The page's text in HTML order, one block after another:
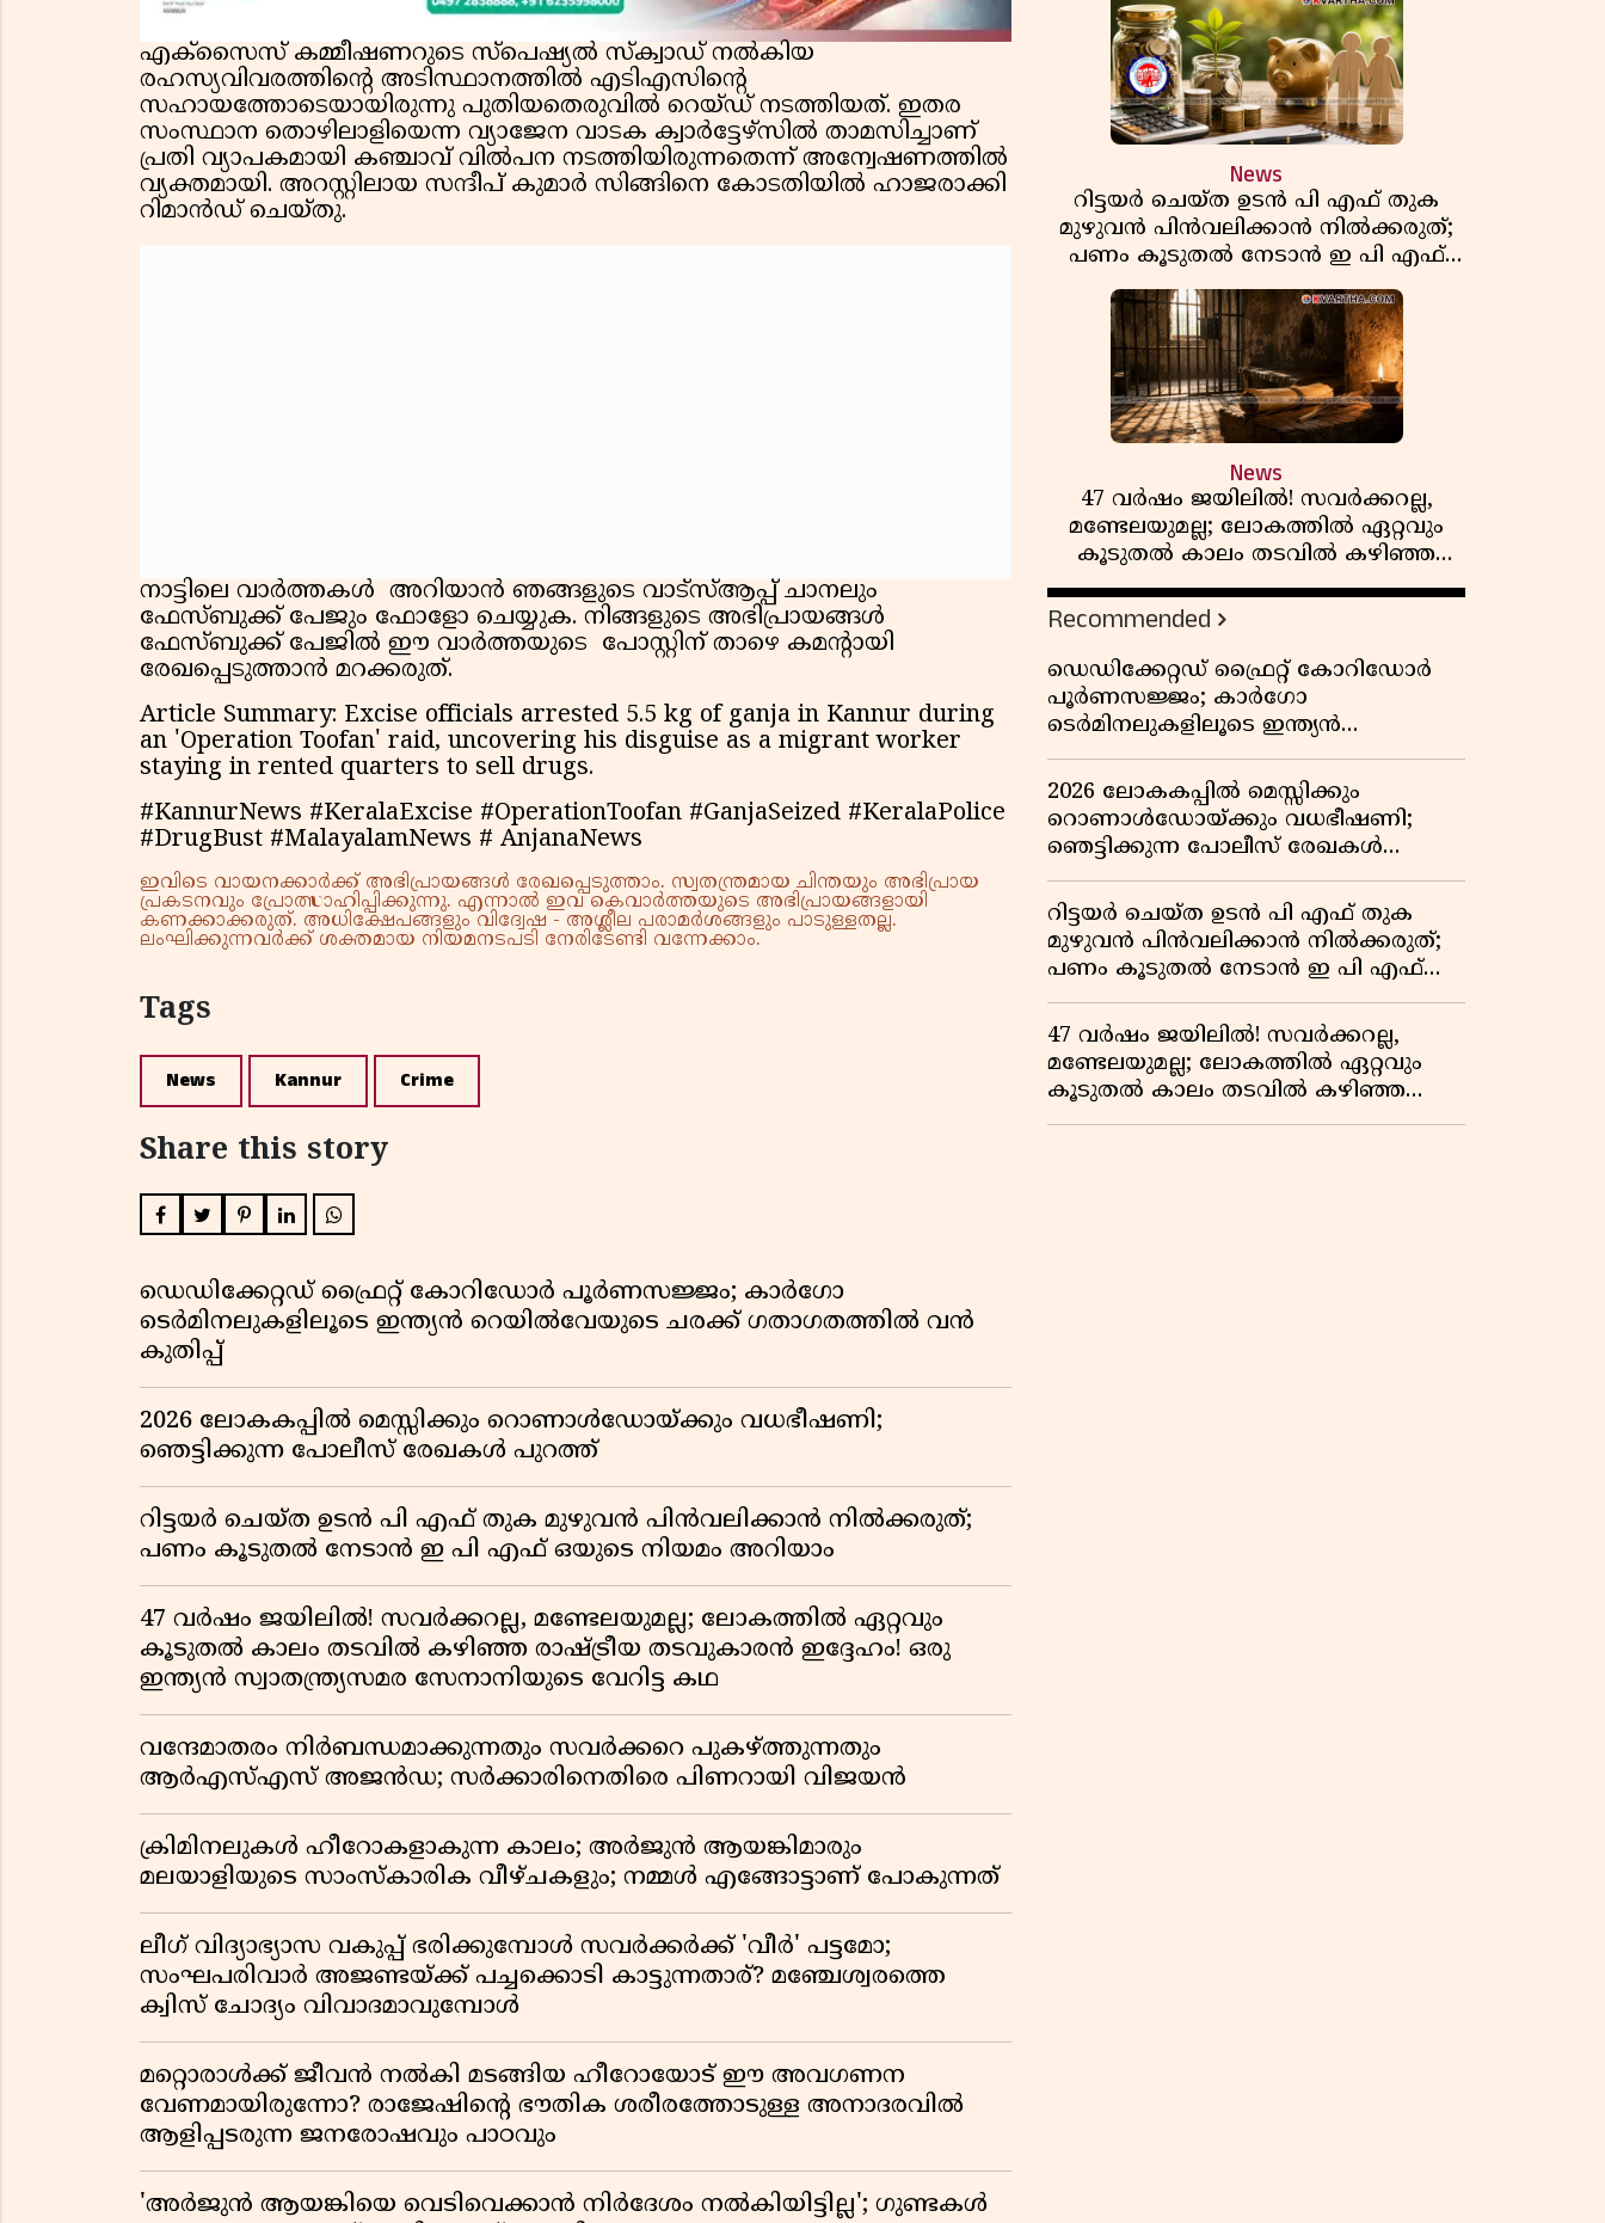
എക്സൈസ് കമ്മീഷണറുടെ സ്പെഷ്യൽ സ്ക്വാഡ് നൽകിയ
രഹസ്യവിവരത്തിന്റെ അടിസ്ഥാനത്തിൽ എടിഎസിന്റെ
സഹായത്തോടെയായിരുന്നു പുതിയതെരുവിൽ റെയ്ഡ് നടത്തിയത്. ഇതര
സംസ്ഥാന തൊഴിലാളിയെന്ന വ്യാജേന വാടക ക്വാർട്ടേഴ്സിൽ താമസിച്ചാണ്
പ്രതി വ്യാപകമായി കഞ്ചാവ് വിൽപന നടത്തിയിരുന്നതെന്ന് അന്വേഷണത്തിൽ
വ്യക്തമായി. അറസ്റ്റിലായ സന്ദീപ് കുമാർ സിങ്ങിനെ കോടതിയിൽ ഹാജരാക്കി
റിമാൻഡ് ചെയ്തു.
നാട്ടിലെ വാർത്തകൾ അറിയാൻ ഞങ്ങളുടെ വാട്സ്ആപ്പ് ചാനലും
ഫേസ്ബുക്ക് പേജും ഫോളോ ചെയ്യുക. നിങ്ങളുടെ അഭിപ്രായങ്ങൾ
ഫേസ്ബുക്ക് പേജിൽ ഈ വാർത്തയുടെ പോസ്റ്റിന് താഴെ കമന്റായി
രേഖപ്പെടുത്താൻ മറക്കരുത്.
Article Summary: Excise officials arrested 5.5 kg of ganja in Kannur during
an 'Operation Toofan' raid, uncovering his disguise as a migrant worker
staying in rented quarters to sell drugs.
#KannurNews #KeralaExcise #OperationToofan #GanjaSeized #KeralaPolice
#DrugBust #MalayalamNews # AnjanaNews
ഇവിടെ വായനക്കാർക്ക് അഭിപ്രായങ്ങൾ രേഖപ്പെടുത്താം. സ്വതന്ത്രമായ ചിന്തയും അഭിപ്രായ
പ്രകടനവും പ്രോത്സാഹിപ്പിക്കുന്നു. എന്നാൽ ഇവ കെവാർത്തയുടെ അഭിപ്രായങ്ങളായി
കണക്കാക്കരുത്. അധിക്ഷേപങ്ങളും വിദ്വേഷ - അശ്ലീല പരാമർശങ്ങളും പാടുള്ളതല്ല.
ലംഘിക്കുന്നവർക്ക് ശക്തമായ നിയമനടപടി നേരിടേണ്ടി വന്നേക്കാം.
Tags
News Kannur Crime
Share this story
ഡെഡിക്കേറ്റഡ് ഫ്രൈറ്റ് കോറിഡോർ പൂർണസജ്ജം; കാർഗോ
ടെർമിനലുകളിലൂടെ ഇന്ത്യൻ റെയിൽവേയുടെ ചരക്ക് ഗതാഗതത്തിൽ വൻ
കുതിപ്പ്
2026 ലോകകപ്പിൽ മെസ്സിക്കും റൊണാൾഡോയ്ക്കും വധഭീഷണി;
ഞെട്ടിക്കുന്ന പോലീസ് രേഖകൾ പുറത്ത്
റിട്ടയർ ചെയ്ത ഉടൻ പി എഫ് തുക മുഴുവൻ പിൻവലിക്കാൻ നിൽക്കരുത്;
പണം കൂടുതൽ നേടാൻ ഇ പി എഫ് ഒയുടെ നിയമം അറിയാം
47 വർഷം ജയിലിൽ! സവർക്കറല്ല, മണ്ടേലയുമല്ല; ലോകത്തിൽ ഏറ്റവും
കൂടുതൽ കാലം തടവിൽ കഴിഞ്ഞ രാഷ്ട്രീയ തടവുകാരൻ ഇദ്ദേഹം! ഒരു
ഇന്ത്യൻ സ്വാതന്ത്ര്യസമര സേനാനിയുടെ വേറിട്ട കഥ
വന്ദേമാതരം നിർബന്ധമാക്കുന്നതും സവർക്കറെ പുകഴ്ത്തുന്നതും
ആർഎസ്എസ് അജൻഡ; സർക്കാരിനെതിരെ പിണറായി വിജയൻ
ക്രിമിനലുകൾ ഹീറോകളാകുന്ന കാലം; അർജുൻ ആയങ്കിമാരും
മലയാളിയുടെ സാംസ്കാരിക വീഴ്ചകളും; നമ്മൾ എങ്ങോട്ടാണ് പോകുന്നത്
ലീഗ് വിദ്യാഭ്യാസ വകുപ്പ് ഭരിക്കുമ്പോൾ സവർക്കർക്ക് 'വീർ' പട്ടമോ;
സംഘപരിവാർ അജണ്ടയ്ക്ക് പച്ചക്കൊടി കാട്ടുന്നതാര്? മഞ്ചേശ്വരത്തെ
ക്വിസ് ചോദ്യം വിവാദമാവുമ്പോൾ
മറ്റൊരാൾക്ക് ജീവൻ നൽകി മടങ്ങിയ ഹീറോയോട് ഈ അവഗണന
വേണമായിരുന്നോ? രാജേഷിൻ്റെ ഭൗതിക ശരീരത്തോടുള്ള അനാദരവിൽ
ആളിപ്പടരുന്ന ജനരോഷവും പാഠവും
'അർജുൻ ആയങ്കിയെ വെടിവെക്കാൻ നിർദേശം നൽകിയിട്ടില്ല'; ഗുണ്ടകൾ
News
റിട്ടയർ ചെയ്ത ഉടൻ പി എഫ് തുക
മുഴുവൻ പിൻവലിക്കാൻ നിൽക്കരുത്;
പണം കൂടുതൽ നേടാൻ ഇ പി എഫ്
ഒയുടെ നിയമം അറിയാം
News
47 വർഷം ജയിലിൽ! സവർക്കറല്ല,
മണ്ടേലയുമല്ല; ലോകത്തിൽ ഏറ്റവും
കൂടുതൽ കാലം തടവിൽ കഴിഞ്ഞ
രാഷ്ട്രീയ തടവുകാരൻ ഇദ്ദേഹം! ഒരു
ഇന്ത്യൻ സ്വാതന്ത്ര്യസമര സേനാനിയുടെ
വേറിട്ട കഥ
Recommended
ഡെഡിക്കേറ്റഡ് ഫ്രൈറ്റ് കോറിഡോർ
പൂർണസജ്ജം; കാർഗോ
ടെർമിനലുകളിലൂടെ ഇന്ത്യൻ
റെയിൽവേയുടെ ചരക്ക് ഗതാഗതത്തിൽ
വൻ കുതിപ്പ്
2026 ലോകകപ്പിൽ മെസ്സിക്കും
റൊണാൾഡോയ്ക്കും വധഭീഷണി;
ഞെട്ടിക്കുന്ന പോലീസ് രേഖകൾ
പുറത്ത്
റിട്ടയർ ചെയ്ത ഉടൻ പി എഫ് തുക
മുഴുവൻ പിൻവലിക്കാൻ നിൽക്കരുത്;
പണം കൂടുതൽ നേടാൻ ഇ പി എഫ്
ഒയുടെ നിയമം അറിയാം
47 വർഷം ജയിലിൽ! സവർക്കറല്ല,
മണ്ടേലയുമല്ല; ലോകത്തിൽ ഏറ്റവും
കൂടുതൽ കാലം തടവിൽ കഴിഞ്ഞ
രാഷ്ട്രീയ തടവുകാരൻ ഇദ്ദേഹം! ഒരു